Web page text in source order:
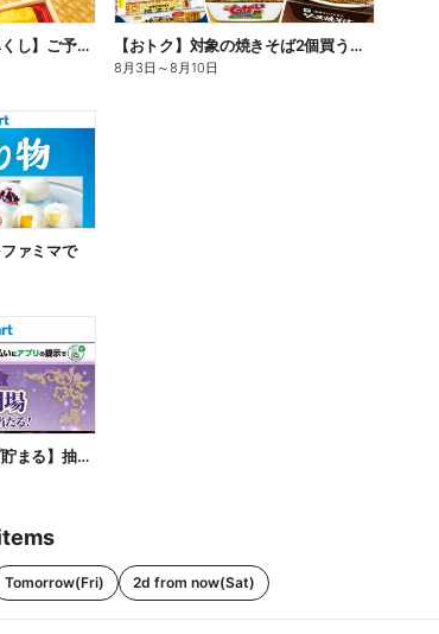
【旨さ格別、こだわり尽くし】ご予約弁当 【おトク】対象の焼きそば2個買うと100円引き!
8月3日 ～8月10日
ァミマで
【ファミペイでスタンプ貯まる】抽選でペアチケットが当たる!
Tomorrow(Fri) 2d from now(Sat)